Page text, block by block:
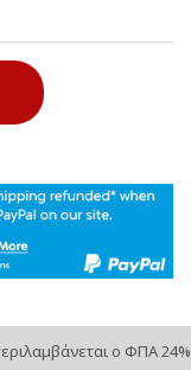
ο ΦΠΑ 24%